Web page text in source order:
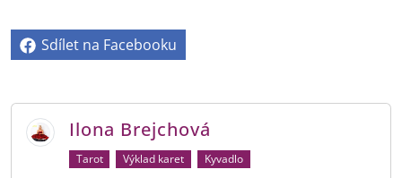
Sdílet na Facebooku
Ilona Brejchová
Tarot Výklad karet Kyvadlo